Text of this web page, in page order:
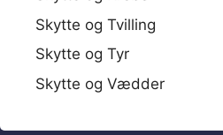
Skytte og Tvilling
Skytte og Tyr
Skytte og Vædder